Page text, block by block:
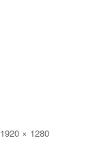
Originalgröße
1920 × 1280